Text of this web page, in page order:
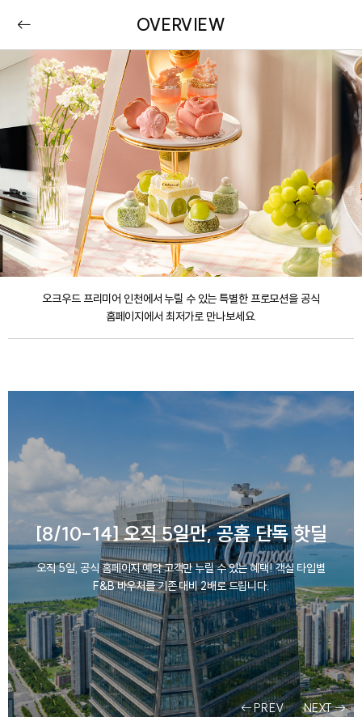
OVERVIEW
오크우드 프리미어 인천에서 누릴 수 있는 특별한 프로모션을 공식
홈페이지에서 최저가로 만나보세요.
PREV NEXT
[8/10-14] 오직 5일만, 공홈 단독 핫딜
오직 5일, 공식 홈페이지 예약 고객만 누릴 수 있는 혜택! 객실 타입별
F&B 바우처를 기존 대비 2배로 드립니다.